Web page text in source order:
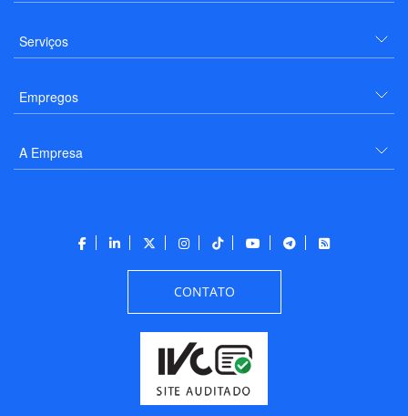
Serviços
Empregos
A Empresa
CONTATO